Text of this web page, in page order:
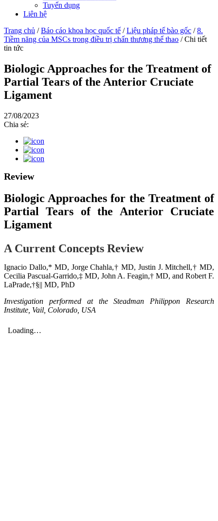
Tuyển dụng
Liên hệ
Trang chủ /Báo cáo khoa học quốc tế /Liệu pháp tế bào gốc /8.
Tiềm năng của MSCs trong điều trị chấn thương thể thao /Chi tiết
tin tức
Biologic Approaches for the Treatment of
Partial Tears of the Anterior Cruciate
Ligament
27/08/2023
Chia sẻ:
Review
Biologic Approaches for the Treatment of
Partial Tears of the Anterior Cruciate
Ligament
A Current Concepts Review
Ignacio Dallo,* MD, Jorge Chahla,† MD, Justin J. Mitchell,† MD,
Cecilia Pascual-Garrido,‡ MD, John A. Feagin,† MD, and Robert F.
LaPrade,†§|| MD, PhD
Investigation performed at the Steadman Philippon Research
Institute, Vail, Colorado, USA